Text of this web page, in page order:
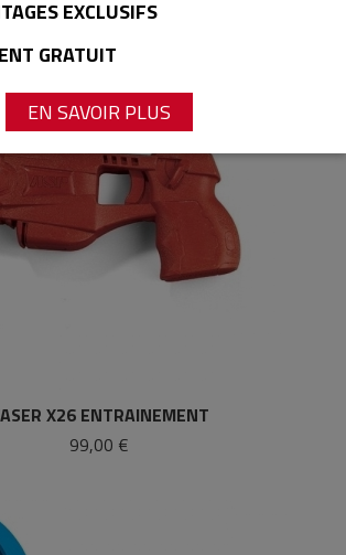
EXCLUSIFS
GRATUIT
EN SAVOIR PLUS
X26 ENTRAINEMENT
99,00 €